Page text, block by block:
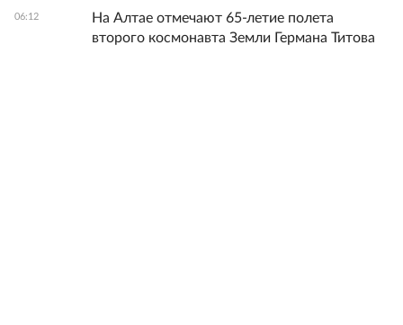
06:12
На Алтае отмечают 65-летие полета
второго космонавта Земли Германа Титова